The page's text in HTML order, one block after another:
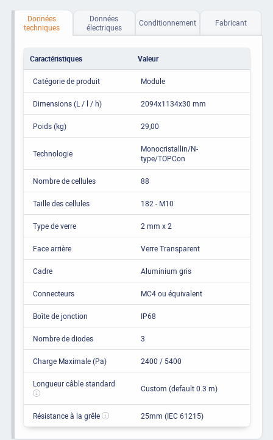
Données
techniques
Données
électriques
Conditionnement Fabricant
Caractéristiques Valeur
Catégorie de produit Module
Dimensions (L / l / h) 2094x1134x30 mm
Poids (kg) 29,00
Technologie
Monocristallin/N-
type/TOPCon
Nombre de cellules 88
Taille des cellules 182 - M10
Type de verre 2 mm x 2
Face arrière Verre Transparent
Cadre Aluminium gris
Connecteurs MC4 ou équivalent
Boîte de jonction IP68
Nombre de diodes 3
Charge Maximale (Pa) 2400 / 5400
Longueur câble standard Custom (default 0.3 m)
Résistance à la grêle 25mm (IEC 61215)